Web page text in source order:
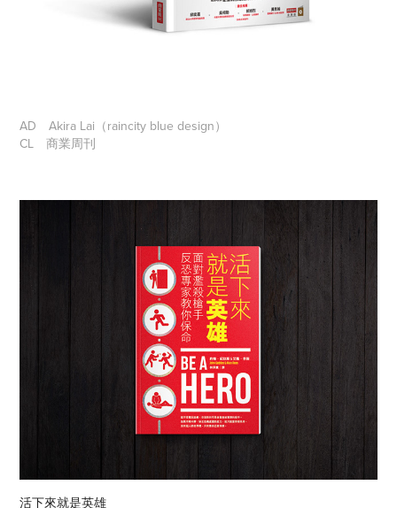
AD
Akira Lai（raincity blue design）
CL
商業周刊
活下來就是英雄